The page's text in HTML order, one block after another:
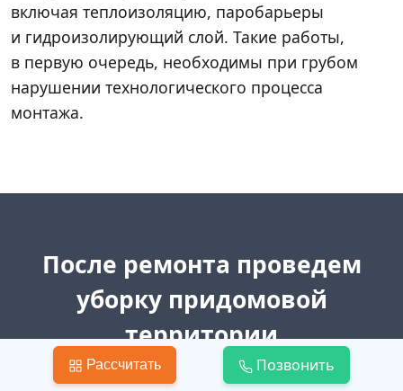
включая теплоизоляцию, паробарьеры
и гидроизолирующий слой. Такие работы,
в первую очередь, необходимы при грубом
нарушении технологического процесса
монтажа.
После ремонта проведем
уборку придомовой
территории
Вам не придется тратить силы и деньги на вывоз
Рассчитать Позвонить